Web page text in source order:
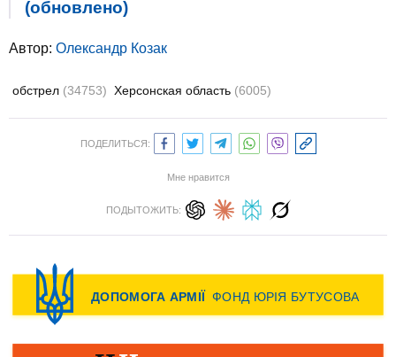
(обновлено)
Автор: Олександр Козак
обстрел (34753) Херсонская область (6005)
ПОДЕЛИТЬСЯ:
Мне нравится
ПОДЫТОЖИТЬ: